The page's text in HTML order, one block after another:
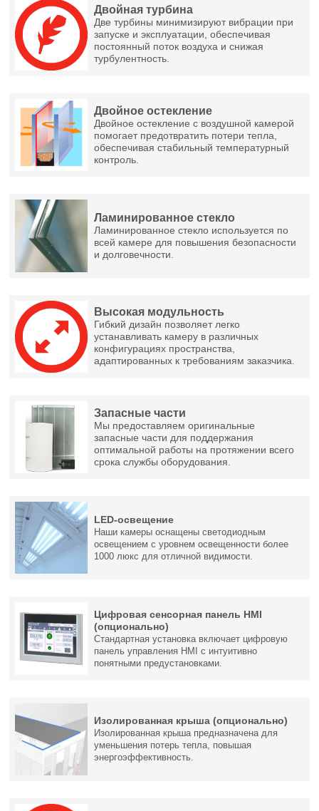
Двойная турбина
Две турбины минимизируют вибрации при
запуске и эксплуатации, обеспечивая
постоянный поток воздуха и снижая
турбулентность.
Двойное остекление
Двойное остекление с воздушной камерой
помогает предотвратить потери тепла,
обеспечивая стабильный температурный
контроль.
Ламинированное стекло
Ламинированное стекло используется по
всей камере для повышения безопасности
и долговечности.
Высокая модульность
Гибкий дизайн позволяет легко
устанавливать камеру в различных
конфигурациях пространства,
адаптированных к требованиям заказчика.
Запасные части
Мы предоставляем оригинальные
запасные части для поддержания
оптимальной работы на протяжении всего
срока службы оборудования.
LED-освещение
Наши камеры оснащены светодиодным
освещением с уровнем освещенности более
1000 люкс для отличной видимости.
Цифровая сенсорная панель HMI
(опционально)
Стандартная установка включает цифровую
панель управления HMI с интуитивно
понятными предустановками.
Изолированная крыша (опционально)
Изолированная крыша предназначена для
уменьшения потерь тепла, повышая
энергоэффективность.